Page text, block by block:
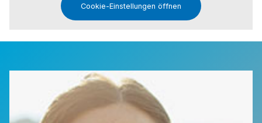
Cookie-Einstellungen öffnen